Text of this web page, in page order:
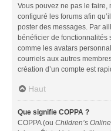
Vous pouvez ne pas le faire,
configuré les forums afin
poster des messages. Par
bénéficier de fonctionnalités
comme les avatars
courriels aux autres
création d’un compte est
Haut
Que signifie COPPA ?
COPPA (ou Children’s